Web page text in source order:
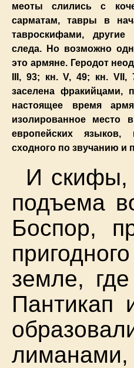
меоты слились с
сарматам, тавры в
тавроскифами,
следа. Но возможно
это армяне. Геродот
III, 93; кн. V, 49; кн.
заселена фракийцами,
настоящее время
изолированное место
европейских
сходного по звучанию и
И скифы,
подъема
Боспор,
земле,
лиманами,